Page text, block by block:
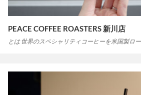
PEACE COFFEE ROASTERS 新川店
とは 世界のスペシャリティコーヒーを米国製ロ